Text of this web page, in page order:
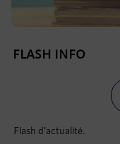
FLASH INFO
Flash d'actualité.